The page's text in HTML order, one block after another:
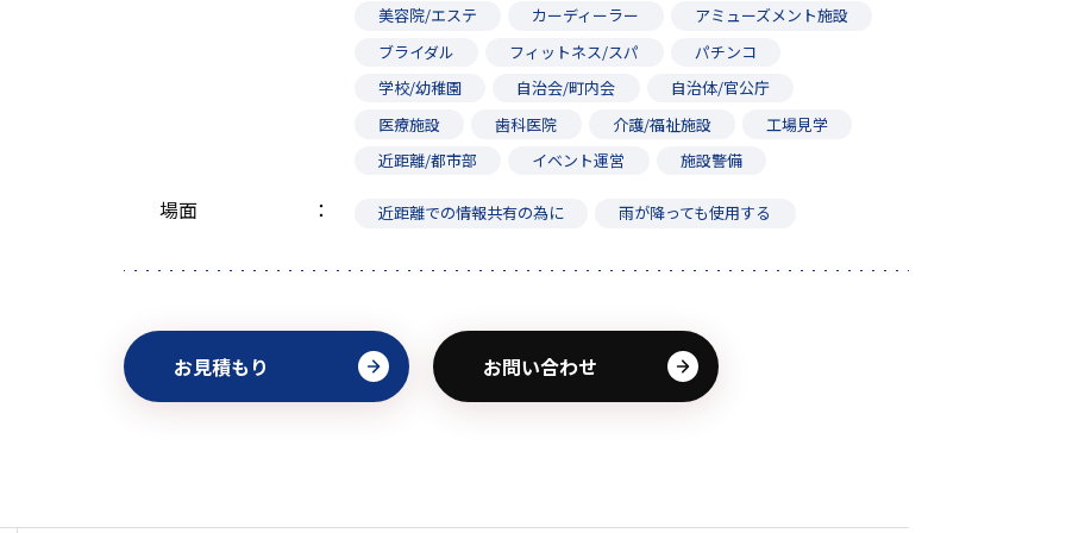
美容院/エステ カーディーラー
アミューズメント施設
ブライダル
フィットネス/スパ
パチンコ
学校/幼稚園
自治会/町内会
自治体/官公庁
医療施設
歯科医院 介護/福祉施設
工場見学
近距離/都市部
イベント運営 施設警備
場面 近距離での情報共有の為に 雨が降っても使用する
お見積もり お問い合わせ